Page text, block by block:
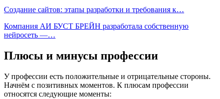
Создание сайтов: этапы разработки и требования к…
Компания АИ БУСТ БРЕЙН разработала собственную
нейросеть —…
Плюсы и минусы профессии
У профессии есть положительные и отрицательные стороны.
Начнём с позитивных моментов. К плюсам профессии
относятся следующие моменты: